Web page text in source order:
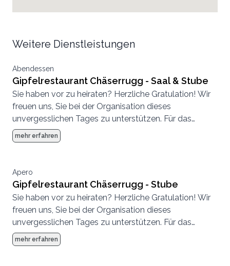
Weitere Dienstleistungen
Abendessen
Gipfelrestaurant Chäserrugg - Saal & Stube
Sie haben vor zu heiraten? Herzliche Gratulation! Wir
freuen uns, Sie bei der Organisation dieses
unvergesslichen Tages zu unterstützen. Für das
grosse Fest suchen Sie einen Ort, der für jeden Ihrer
Gäste auch ein Erlebnis ist. Dann ist der Chäserrugg
Weitsicht in die Alpenkette steht Ihnen das einmalige
Gipfelgebäude der Architekten Herzog & de Meuron
zur Verfügung.
mehr erfahren
Apero
Gipfelrestaurant Chäserrugg - Stube
Sie haben vor zu heiraten? Herzliche Gratulation! Wir
freuen uns, Sie bei der Organisation dieses
unvergesslichen Tages zu unterstützen. Für das
grosse Fest suchen Sie einen Ort, der für jeden Ihrer
Gäste auch ein Erlebnis ist. Dann ist der Chäserrugg
mehr erfahren